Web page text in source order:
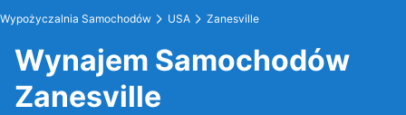
Wypożyczalnia Samochodów USA Zanesville
Wynajem Samochodów
Zanesville